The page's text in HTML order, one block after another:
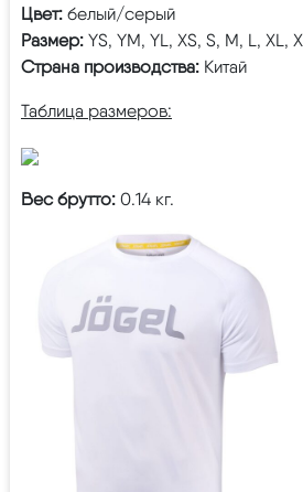
Цвет: белый/серый
Размер: YS, YM, YL, XS, S, M, L, XL,
Страна производства: Китай
Таблица размеров:
Вес брутто: 0.14 кг.